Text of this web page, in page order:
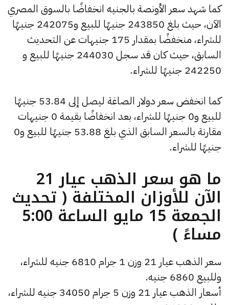
كما شهد سعر الأونصة بالجنيه انخفاضًا بالسوق المصري
الآن، حيث بلغ 243850 جنيهًا للبيع و242075 جنيهًا
للشراء، منخفضًا بمقدار 175 جنيهات عن التحديث
السابق، حيث كان قد سجل 244030 جنيهًا للبيع و
242250 جنيهًا للشراء.
كما انخفض سعر دولار الصاغة ليصل إلى 53.84 جنيهًا
للبيع و0 جنيهًا للشراء، بعد انخفاضًا بقيمة 0 جنيهات
مقارنة بالسعر السابق الذي بلغ 53.88 جنيهًا للبيع و0
جنيهًا للشراء.
ما هو سعر الذهب عيار 21
الآن للأوزان المختلفة ( تحديث
الجمعة 15 مايو الساعة 5:00
مساءً )
سعر الذهب عيار 21 وزن 1 جرام 6810 جنيه للشراء،
وللبيع 6860 جنيه.
أسعار الذهب عيار 21 وزن 5 جرام 34050 جنيه للشراء،